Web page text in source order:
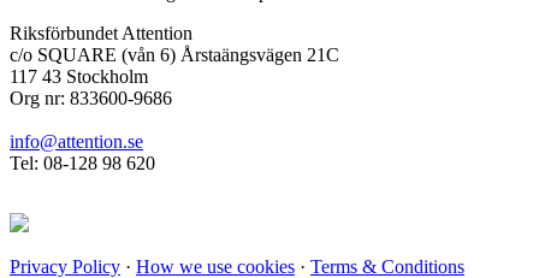
Riksförbundet Attention
c/o SQUARE (vån 6) Årstaängsvägen 21C
117 43 Stockholm
Org nr: 833600-9686
info@attention.se
Tel: 08-128 98 620
Privacy Policy · How we use cookies · Terms & Conditions